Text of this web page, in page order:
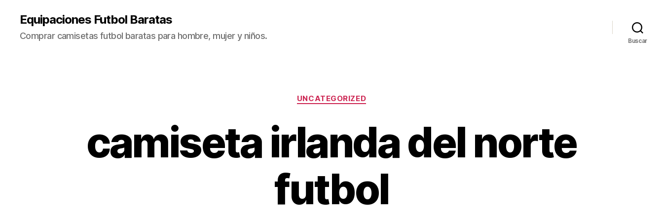
Equipaciones Futbol Baratas
Comprar camisetas futbol baratas para hombre, mujer y niños. Buscar
Categorías
UNCATEGORIZED
camiseta irlanda del norte
futbol